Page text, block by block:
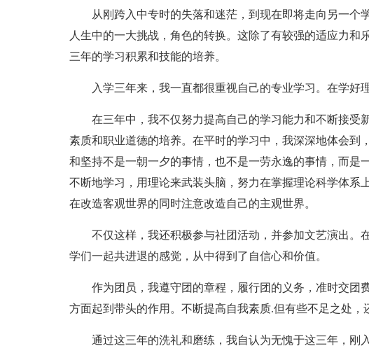
从刚跨入中专时的失落和迷茫，到现在即将走向另一个
人生中的一大挑战，角色的转换。这除了有较强的适应力和
三年的学习积累和技能的培养。
入学三年来，我一直都很重视自己的专业学习。在学好
在三年中，我不仅努力提高自己的学习能力和不断接受
素质和职业道德的培养。在平时的学习中，我深深地体会到
和坚持不是一朝一夕的事情，也不是一劳永逸的事情，而是
不断地学习，用理论来武装头脑，努力在掌握理论科学体系
在改造客观世界的同时注意改造自己的主观世界。
不仅这样，我还积极参与社团活动，并参加文艺演出。
学们一起共进退的感觉，从中得到了自信心和价值。
作为团员，我遵守团的章程，履行团的义务，准时交团
方面起到带头的作用。不断提高自我素质.但有些不足之处，
通过这三年的洗礼和磨练，我自认为无愧于这三年，刚